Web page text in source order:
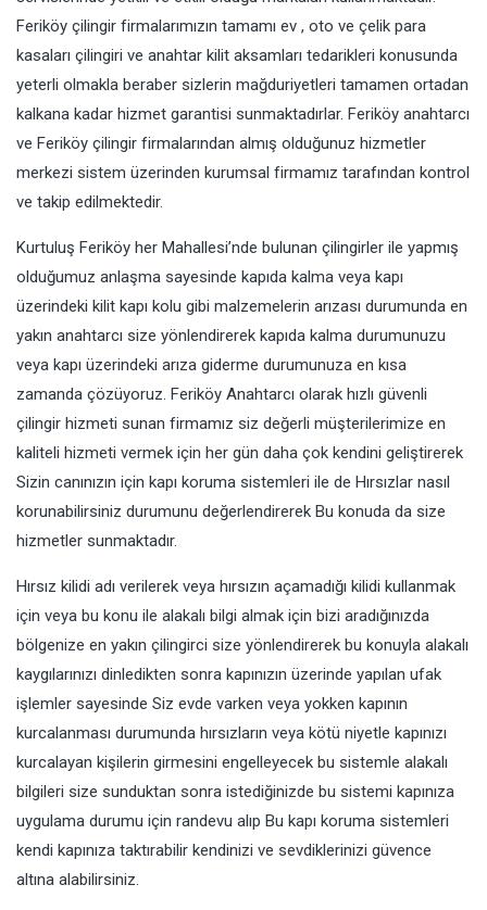
Feriköy çilingir firmalarımızın tamamı ev , oto ve çelik para
kasaları çilingiri ve anahtar kilit aksamları tedarikleri konusunda
yeterli olmakla beraber sizlerin mağduriyetleri tamamen ortadan
kalkana kadar hizmet garantisi sunmaktadırlar. Feriköy anahtarcı
ve Feriköy çilingir firmalarından almış olduğunuz hizmetler
merkezi sistem üzerinden kurumsal firmamız tarafından kontrol
ve takip edilmektedir.
Kurtuluş Feriköy her Mahallesi’nde bulunan çilingirler ile yapmış
olduğumuz anlaşma sayesinde kapıda kalma veya kapı
üzerindeki kilit kapı kolu gibi malzemelerin arızası durumunda en
yakın anahtarcı size yönlendirerek kapıda kalma durumunuzu
veya kapı üzerindeki arıza giderme durumunuza en kısa
zamanda çözüyoruz. Feriköy Anahtarcı olarak hızlı güvenli
çilingir hizmeti sunan firmamız siz değerli müşterilerimize en
kaliteli hizmeti vermek için her gün daha çok kendini geliştirerek
Sizin canınızın için kapı koruma sistemleri ile de Hırsızlar nasıl
korunabilirsiniz durumunu değerlendirerek Bu konuda da size
hizmetler sunmaktadır.
Hırsız kilidi adı verilerek veya hırsızın açamadığı kilidi kullanmak
için veya bu konu ile alakalı bilgi almak için bizi aradığınızda
bölgenize en yakın çilingirci size yönlendirerek bu konuyla alakalı
kaygılarınızı dinledikten sonra kapınızın üzerinde yapılan ufak
işlemler sayesinde Siz evde varken veya yokken kapının
kurcalanması durumunda hırsızların veya kötü niyetle kapınızı
kurcalayan kişilerin girmesini engelleyecek bu sistemle alakalı
bilgileri size sunduktan sonra istediğinizde bu sistemi kapınıza
uygulama durumu için randevu alıp Bu kapı koruma sistemleri
kendi kapınıza taktırabilir kendinizi ve sevdiklerinizi güvence
altına alabilirsiniz.